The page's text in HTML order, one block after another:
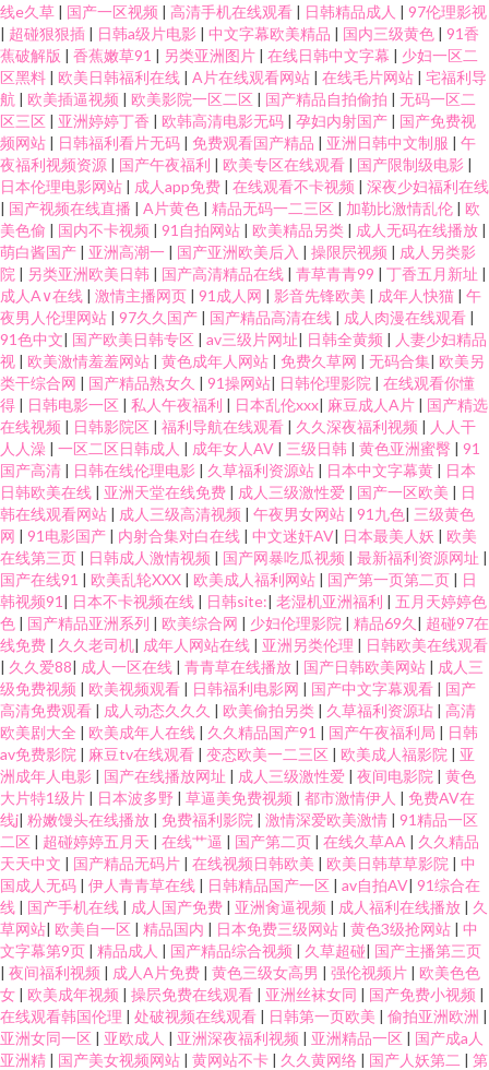
线e久草 | 国产一区视频 | 高清手机在线观看 | 日韩精品成人 | 97伦理影视
| 超碰狠狠插 | 日韩a级片电影 | 中文字幕欧美精品 | 国内三级黄色 | 91香
蕉破解版 | 香蕉嫩草91 | 另类亚洲图片 | 在线日韩中文字幕 | 少妇一区二
区黑料 | 欧美日韩福利在线 | A片在线观看网站 | 在线毛片网站 | 宅福利导
航 | 欧美插逼视频 | 欧美影院一区二区 | 国产精品自拍偷拍 | 无码一区二
区三区 | 亚洲婷婷丁香 | 欧韩高清电影无码 | 孕妇内射国产 | 国产免费视
频网站 | 日韩福利看片无码 | 免费观看国产精品 | 亚洲日韩中文制服 | 午
夜福利视频资源 | 国产午夜福利 | 欧美专区在线观看 | 国产限制级电影 |
日本伦理电影网站 | 成人app免费 | 在线观看不卡视频 | 深夜少妇福利在线
| 国产视频在线直播 | A片黄色 | 精品无码一二三区 | 加勒比激情乱伦 | 欧
美色偷 | 国内不卡视频 | 91自拍网站 | 欧美精品另类 | 成人无码在线播放 |
萌白酱国产 | 亚洲高潮一 | 国产亚洲欧美后入 | 操限屄视频 | 成人另类影
院 | 另类亚洲欧美日韩 | 国产高清精品在线 | 青草青青99 | 丁香五月新址 |
成人A∨在线 | 激情主播网页 | 91成人网 | 影音先锋欧美 | 成年人快猫 | 午
夜男人伦理网站 | 97久久国产 | 国产精品高清在线 | 成人肉漫在线观看 |
91色中文| 国产欧美日韩专区 | av三级片网址| 日韩全黄频 | 人妻少妇精品
视 | 欧美激情羞羞网站 | 黄色成年人网站 | 免费久草网 | 无码合集| 欧美另
类干综合网 | 国产精品熟女久 | 91操网站| 日韩伦理影院 | 在线观看你懂
得 | 日韩电影一区 | 私人午夜福利 | 日本乱伦xxx| 麻豆成人A片 | 国产精选
在线视频 | 日韩影院区 | 福利导航在线观看 | 久久深夜福利视频 | 人人干
人人澡 | 一区二区日韩成人 | 成年女人AV | 三级日韩 | 黄色亚洲蜜臀 | 91
国产高清 | 日韩在线伦理电影 | 久草福利资源站 | 日本中文字幕黄 | 日本
日韩欧美在线 | 亚洲天堂在线免费 | 成人三级激性爱 | 国产一区欧美 | 日
韩在线观看网站 | 成人三级高清视频 | 午夜男女网站 | 91九色| 三级黄色
网 | 91电影国产 | 内射合集对白在线 | 中文迷奸AV| 日本最美人妖 | 欧美
在线第三页 | 日韩成人激情视频 | 国产网暴吃瓜视频 | 最新福利资源网址 |
国产在线91 | 欧美乱轮XXX | 欧美成人福利网站 | 国产第一页第二页 | 日
韩视频91 | 日本不卡视频在线 | 日韩site:| 老湿机亚洲福利 | 五月天婷婷色
色 | 国产精品亚洲系列 | 欧美综合网 | 少妇伦理影院 | 精品69久 | 超碰97在
线免费 | 久久老司机| 成年人网站在线 | 亚洲另类伦理 | 日韩欧美在线观看
| 久久爱88| 成人一区在线 | 青青草在线播放 | 国产日韩欧美网站 | 成人三
级免费视频 | 欧美视频观看 | 日韩福利电影网 | 国产中文字幕观看 | 国产
高清免费观看 | 成人动态久久久 | 欧美偷拍另类 | 久草福利资源玷 | 高清
欧美剧大全 | 欧美成年人在线 | 久久精品国产91 | 国产午夜福利局 | 日韩
av免费影院 | 麻豆tv在线观看 | 变态欧美一二三区 | 欧美成人福影院 | 亚
洲成年人电影 | 国产在线播放网址 | 成人三级激性爱 | 夜间电影院 | 黄色
大片特1级片 | 日本波多野 | 草逼美免费视频 | 都市激情伊人 | 免费AV在
线j| 粉嫩馒头在线播放 | 免费福利影院 | 激情深爱欧美激情 | 91精品一区
二区 | 超碰婷婷五月天 | 在线艹逼 | 国产第二页 | 在线久草AA | 久久精品
天天中文 | 国产精品无码片 | 在线视频日韩欧美 | 欧美日韩草草影院 | 中
国成人无码 | 伊人青青草在线 | 日韩精品国产一区 | av自拍AV| 91综合在
线 | 国产手机在线 | 成人国产免费 | 亚洲肏逼视频 | 成人福利在线播放 | 久
草网站| 欧美自一区 | 精品国内 | 日本免费三级网站 | 黄色3级抢网站 | 中
文字幕第9页 | 精品成人 | 国产精品综合视频 | 久草超碰| 国产主播第三页
| 夜间福利视频 | 成人A片免费 | 黄色三级女高男 | 强伦视频片 | 欧美色色
女 | 欧美成年视频 | 操屄免费在线观看 | 亚洲丝袜女同 | 国产免费小视频 |
在线观看韩国伦理 | 处破视频在线观看 | 日韩第一页欧美 | 偷拍亚洲欧洲 |
亚洲女同一区 | 亚欧成人 | 亚洲深夜福利视频 | 亚洲精品一区 | 国产成a人
亚洲精 | 国产美女视频网站 | 黄网站不卡 | 久久黄网络 | 国产人妖第二 | 第